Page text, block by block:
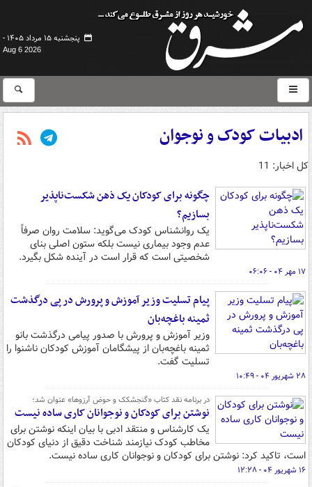
پنجشنبه ۱۵ مرداد ۱۴۰۵ -
Aug 6 2026
ادبیات کودک و نوجوان
کل اخبار: 11
چگونه برای کودکان یک ذهن شکست‌ناپذیر
بسازیم؟
یک روانشناس کودک می‌گوید: سلامت روان صرفاً
عدم وجود بیماری نیست بلکه ستون اصلی بنای
شخصیتی است که قرار است در آینده شکل بگیرد.
۱۷ مهر ۰۴ - ۰۶:۰۶
پیام تسلیت وزیر آموزش و پرورش در پی درگذشت
ثمینه باغچه‌بان
وزیر آموزش و پرورش با صدور پیامی درگذشت بانو
ثمینه باغچه‌بان از پیشگامان آموزش کودکان ناشنوا را
تسلیت گفت.
۲۸ شهریور ۰۴ - ۱۰:۴۹
در برنامه نقد کتاب «گنجشکک و حوض آرزوها» عنوان شد؛
نوشتن برای کودکان و نوجوانان کاری ساده نیست
یک کارشناس و منتقد ادبی با بیان اینکه نوشتن برای
مخاطب کودک نیازمند شناخت دقیق از دنیای کودکان
است، تاکید کرد: نوشتن برای کودکان و نوجوانان کاری ساده نیست.
۱۶ شهریور ۰۴ - ۱۲:۲۸